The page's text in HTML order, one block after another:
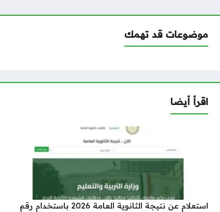
موضوعات قد تهمك
اقرأ أيضا
استعلام عن نتيجة الثانوية العامة 2026 باستخدام رقم